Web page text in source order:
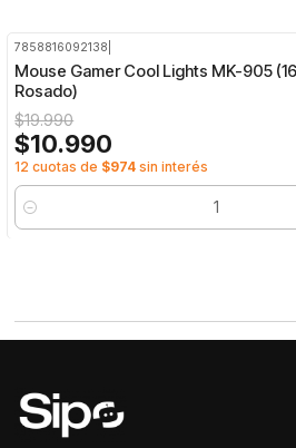
7858816092138
Mouse Gamer Cool Lights MK-905
Rosado)
$19.990
$10.990
12 cuotas de $974 sin interés
Cantidad